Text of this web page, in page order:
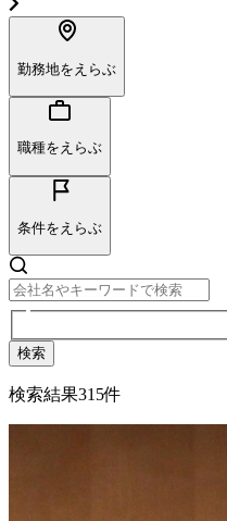
勤務地をえらぶ
職種をえらぶ
条件をえらぶ
検索
検索結果315件